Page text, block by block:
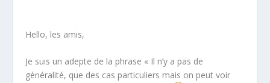
Hello, les amis,
Je suis un adepte de la phrase « Il n’y a pas de
généralité, que des cas particuliers mais on peut voir